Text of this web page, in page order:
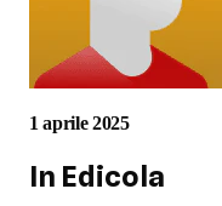
1 aprile 2025
In Edicola